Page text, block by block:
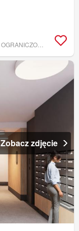
Zobacz zdjęcie